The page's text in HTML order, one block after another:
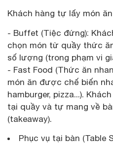
Khách hàng tự lấy món
- Buffet (Tiệc đứng):
chọn món từ quầy thức
số lượng (trong phạm vi
- Fast Food (Thức ăn
món ăn được chế biến
hamburger, pizza...).
tại quầy và tự mang về
(takeaway).
Phục vụ tại bàn (Table